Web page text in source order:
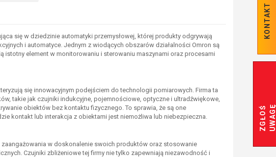
KONTAKT
Z
G
Ł
O
Ś
U
W
A
GĘ
się w dziedzinie automatyki przemysłowej, której produkty odgrywają
i automatyce. Jednym z wiodących obszarów działalności Omron są
istotny element w monitorowaniu i sterowaniu maszynami oraz procesami
się innowacyjnym podejściem do technologii pomiarowych. Firma ta
takie jak czujniki indukcyjne, pojemnościowe, optyczne i ultradźwiękowe,
obiektów bez kontaktu fizycznego. To sprawia, że są one
kontakt lub interakcja z obiektami jest niemożliwa lub niebezpieczna.
zaangażowania w doskonalenie swoich produktów oraz stosowanie
Czujniki zbliżeniowe tej firmy nie tylko zapewniają niezawodność i